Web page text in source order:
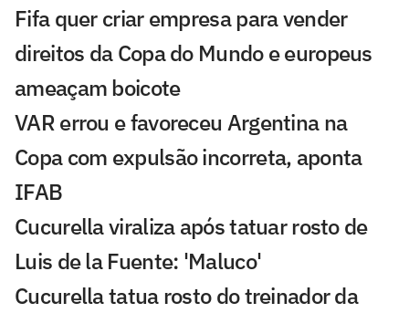
Fifa quer criar empresa para vender
direitos da Copa do Mundo e europeus
ameaçam boicote
VAR errou e favoreceu Argentina na
Copa com expulsão incorreta, aponta
IFAB
Cucurella viraliza após tatuar rosto de
Luis de la Fuente: 'Maluco'
Cucurella tatua rosto do treinador da